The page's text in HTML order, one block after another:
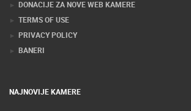
DONACIJE ZA NOVE WEB KAMERE
TERMS OF USE
PRIVACY POLICY
BANERI
NAJNOVIJE KAMERE